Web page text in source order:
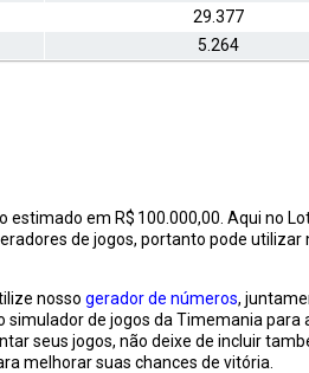
29.377
5.264
em R$ 100.000,00. Aqui no
de jogos, portanto pode utilizar
nosso gerador de números,
de jogos da Timemania para
seus jogos, não deixe de incluir
melhorar suas chances de vitória.